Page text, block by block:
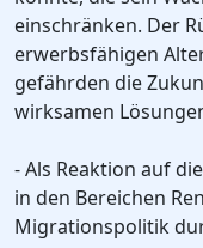
einschränken. Der
erwerbsfähigen
gefährden die
wirksamen
- Als Reaktion auf
in den Bereichen
Migrationspolitik